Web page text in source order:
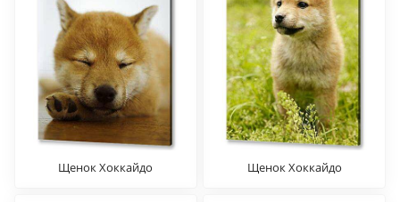
Щенок Хоккайдо Щенок Хоккайдо